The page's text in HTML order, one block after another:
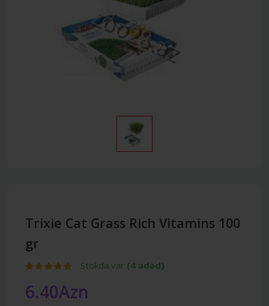
Trixie Cat Grass Rich Vitamins 100
gr
Stokda var (4 ədəd)
6.40Azn